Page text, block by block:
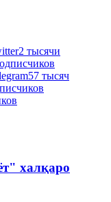
2 тысячи
57 тысяч
халқаро